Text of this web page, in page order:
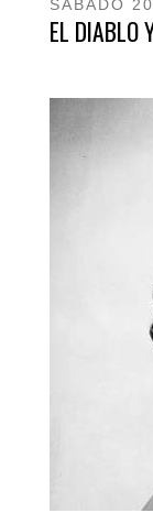
SÁBADO
EL DIABLO